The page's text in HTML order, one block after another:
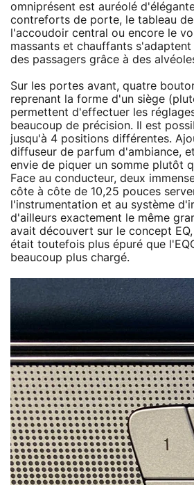
omniprésent est auréolé
contreforts de porte, le tableau
l'accoudoir central ou encore le
massants et chauffants
des passagers grâce à des
Sur les portes avant, quatre
reprenant la forme d'un siège
permettent d'effectuer les
beaucoup de précision. Il est
jusqu'à 4 positions différentes.
diffuseur de parfum d'ambiance,
envie de piquer un somme plutôt
Face au conducteur, deux
côte à côte de 10,25 pouces
l'instrumentation et au système
d'ailleurs exactement le même
avait découvert sur le concept
était toutefois plus épuré que
beaucoup plus chargé.